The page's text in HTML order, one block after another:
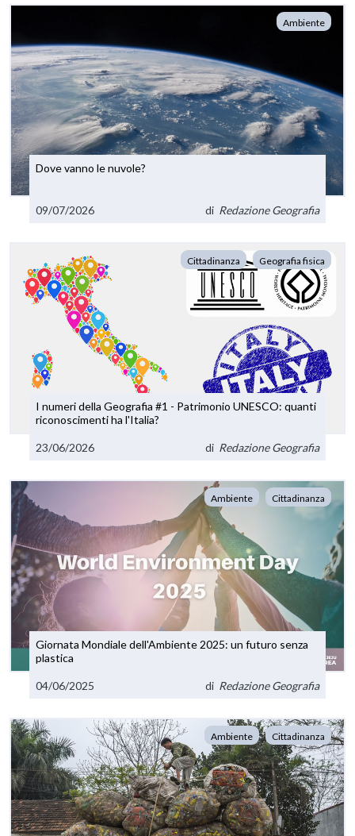
Ambiente
Dove vanno le nuvole?
09/07/2026 di Redazione Geografia
Cittadinanza Geografia fisica
I numeri della Geografia #1 - Patrimonio UNESCO: quanti
riconoscimenti ha l'Italia?
23/06/2026 di Redazione Geografia
Ambiente Cittadinanza
Giornata Mondiale dell'Ambiente 2025: un futuro senza
plastica
04/06/2025 di Redazione Geografia
Ambiente Cittadinanza